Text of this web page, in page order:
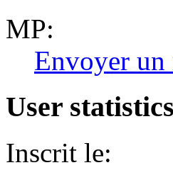
MP:
Envoyer un
User statistics
Inscrit le: